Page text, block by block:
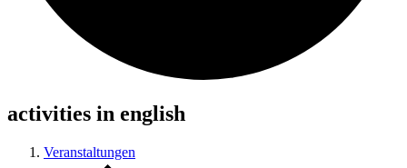
activities in english
Veranstaltungen